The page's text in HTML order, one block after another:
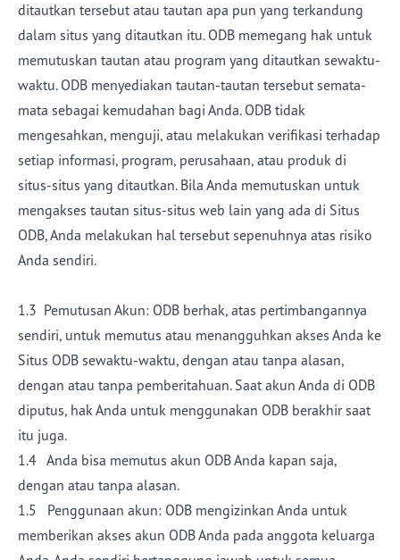
ditautkan tersebut atau tautan apa pun yang terkandung
dalam situs yang ditautkan itu. ODB memegang hak untuk
memutuskan tautan atau program yang ditautkan sewaktu-
waktu. ODB menyediakan tautan-tautan tersebut semata-
mata sebagai kemudahan bagi Anda. ODB tidak
mengesahkan, menguji, atau melakukan verifikasi terhadap
setiap informasi, program, perusahaan, atau produk di
situs-situs yang ditautkan. Bila Anda memutuskan untuk
mengakses tautan situs-situs web lain yang ada di Situs
ODB, Anda melakukan hal tersebut sepenuhnya atas risiko
Anda sendiri.
1.3 Pemutusan Akun: ODB berhak, atas pertimbangannya
sendiri, untuk memutus atau menangguhkan akses Anda ke
Situs ODB sewaktu-waktu, dengan atau tanpa alasan,
dengan atau tanpa pemberitahuan. Saat akun Anda di ODB
diputus, hak Anda untuk menggunakan ODB berakhir saat
itu juga.
1.4 Anda bisa memutus akun ODB Anda kapan saja,
dengan atau tanpa alasan.
1.5 Penggunaan akun: ODB mengizinkan Anda untuk
memberikan akses akun ODB Anda pada anggota keluarga